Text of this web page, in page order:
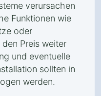
verursachen
Funktionen wie
oder
Preis weiter
und eventuelle
sollten in
werden.